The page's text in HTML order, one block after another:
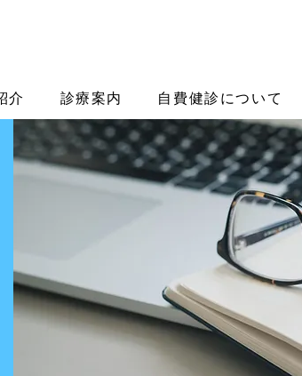
介 診療案内 自費健診について